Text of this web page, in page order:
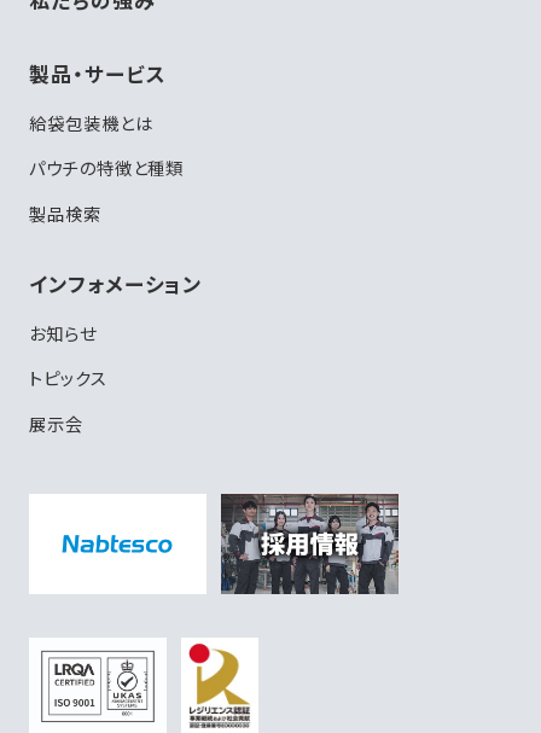
製品・サービス
給袋包装機とは
パウチの特徴と種類
製品検索
インフォメーション
お知らせ
トピックス
展示会